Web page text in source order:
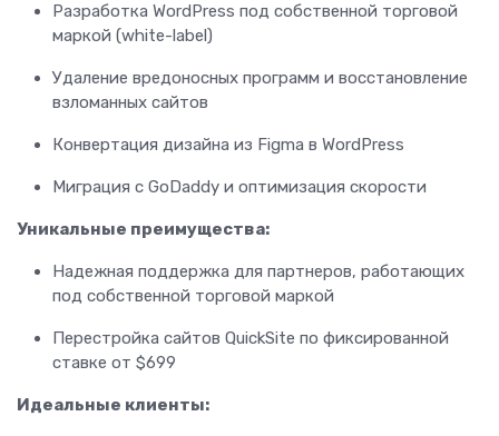
Разработка WordPress под собственной торговой
маркой (white-label)
Удаление вредоносных программ и восстановление
взломанных сайтов
Конвертация дизайна из Figma в WordPress
Миграция с GoDaddy и оптимизация скорости
Уникальные преимущества:
Надежная поддержка для партнеров, работающих
под собственной торговой маркой
Перестройка сайтов QuickSite по фиксированной
ставке от $699
Идеальные клиенты: